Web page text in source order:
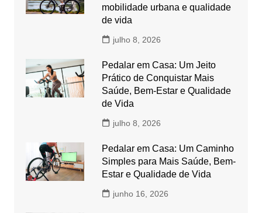
mobilidade urbana e qualidade
de vida
julho 8, 2026
Pedalar em Casa: Um Jeito
Prático de Conquistar Mais
Saúde, Bem-Estar e Qualidade
de Vida
julho 8, 2026
Pedalar em Casa: Um Caminho
Simples para Mais Saúde, Bem-
Estar e Qualidade de Vida
junho 16, 2026